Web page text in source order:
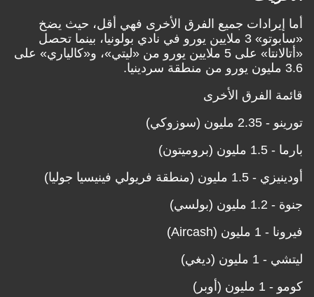
أما إيرادات جميع الفرق الأخرى فهي أقل، حيث يضخ
«سابوتو» 3 ملايين يورو في نادي بولونيا، بينما تحصل
«أتالانتا» على 5 ملايين يورو من «ليتي»، و«كالياري» على
3.6 مليون يورو من منطقة سردينيا.
قائمة الفرق الأخرى
تورينو - 2.35 مليون (سوزوكي)
بارما - 1.5 مليون (بروميتون)
أودينيزي - 1.5 مليون (منطقة فريولي فينيسيا جوليا)
جنوة - 1.2 مليون (بولسي)
فيرونا - 1 مليون (Aircash)
ليتشي - 1 مليون (ديغي)
كومو - 1 مليون (أوبر)